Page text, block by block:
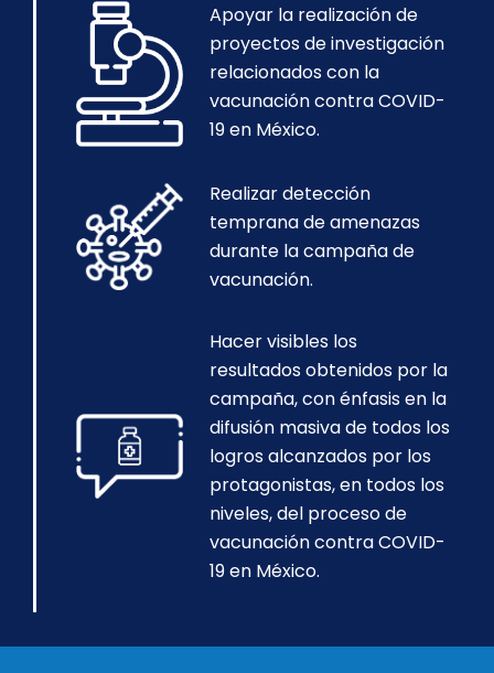
Apoyar la realización de
proyectos de investigación
relacionados con la
vacunación contra COVID-
19 en México.
Realizar detección
temprana de amenazas
durante la campaña de
vacunación.
Hacer visibles los
resultados obtenidos por la
campaña, con énfasis en la
difusión masiva de todos los
logros alcanzados por los
protagonistas, en todos los
niveles, del proceso de
vacunación contra COVID-
19 en México.